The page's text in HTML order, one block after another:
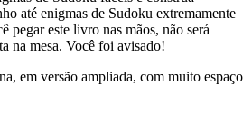
até enigmas de Sudoku extremamente
pegar este livro nas mãos, não será
na mesa. Você foi avisado!
em versão ampliada, com muito espaço